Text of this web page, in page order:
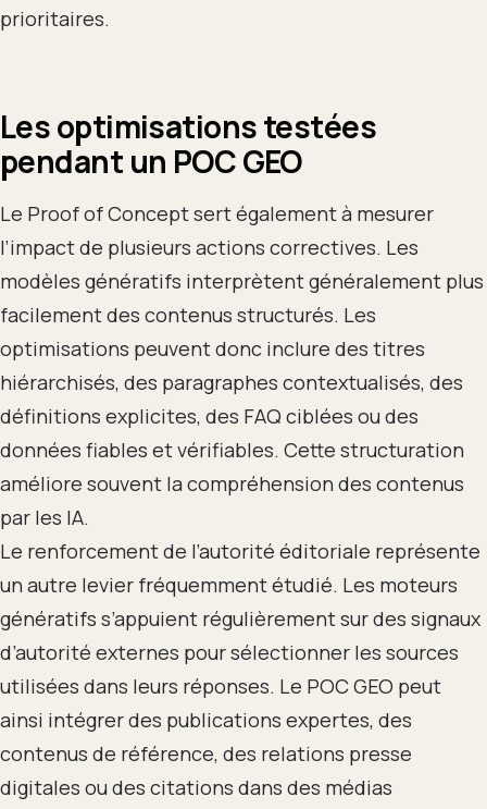
prioritaires.
Les optimisations testées
pendant un POC GEO
Le Proof of Concept sert également à mesurer
l’impact de plusieurs actions correctives. Les
modèles génératifs interprètent généralement plus
facilement des contenus structurés. Les
optimisations peuvent donc inclure des titres
hiérarchisés, des paragraphes contextualisés, des
définitions explicites, des FAQ ciblées ou des
données fiables et vérifiables. Cette structuration
améliore souvent la compréhension des contenus
par les IA.
Le renforcement de l’autorité éditoriale représente
un autre levier fréquemment étudié. Les moteurs
génératifs s’appuient régulièrement sur des signaux
d’autorité externes pour sélectionner les sources
utilisées dans leurs réponses. Le POC GEO peut
ainsi intégrer des publications expertes, des
contenus de référence, des relations presse
digitales ou des citations dans des médias